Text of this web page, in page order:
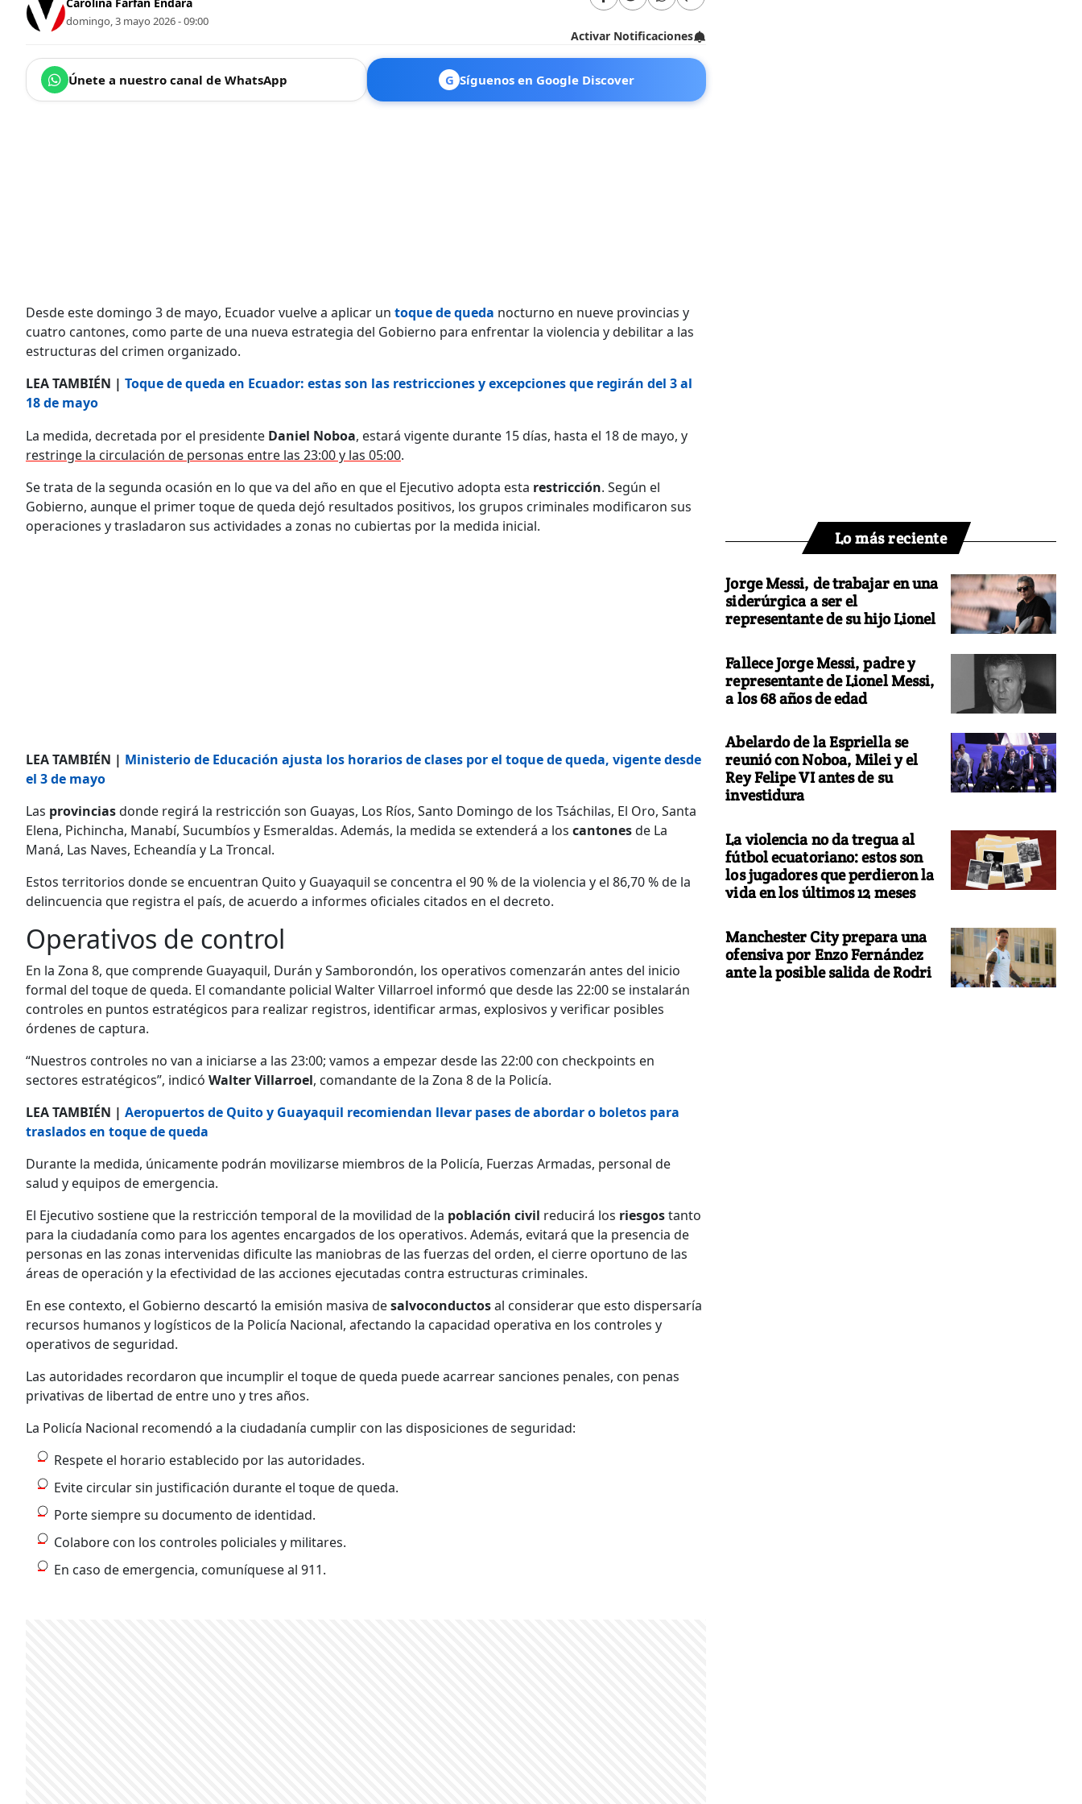
domingo, 3 mayo 2026 - 09:00
Activar Notificaciones
Únete a nuestro canal de WhatsApp G Síguenos en Google Discover
Desde este domingo 3 de mayo, Ecuador vuelve a aplicar un toque de queda nocturno en nueve provincias y
cuatro cantones, como parte de una nueva estrategia del Gobierno para enfrentar la violencia y debilitar a las
estructuras del crimen organizado.
LEA TAMBIÉN | Toque de queda en Ecuador: estas son las restricciones y excepciones que regirán del 3 al
18 de mayo
La medida, decretada por el presidente Daniel Noboa, estará vigente durante 15 días, hasta el 18 de mayo, y
restringe la circulación de personas entre las 23:00 y las 05:00.
Se trata de la segunda ocasión en lo que va del año en que el Ejecutivo adopta esta restricción. Según el
Gobierno, aunque el primer toque de queda dejó resultados positivos, los grupos criminales modificaron sus
operaciones y trasladaron sus actividades a zonas no cubiertas por la medida inicial.
LEA TAMBIÉN | Ministerio de Educación ajusta los horarios de clases por el toque de queda, vigente desde
el 3 de mayo
Las provinciasdonde regirá la restricción son Guayas, Los Ríos, Santo Domingo de los Tsáchilas, El Oro, Santa
Elena, Pichincha, Manabí, Sucumbíos y Esmeraldas. Además, la medida se extenderá a los cantonesde La
Maná, Las Naves, Echeandía y La Troncal.
Estos territorios donde se encuentran Quito y Guayaquil se concentra el 90 % de la violencia y el 86,70 % de la
delincuencia que registra el país, de acuerdo a informes oficiales citados en el decreto.
Operativos de control
En la Zona 8, que comprende Guayaquil, Durán y Samborondón, los operativos comenzarán antes del inicio
formal del toque de queda. El comandante policial Walter Villarroel informó que desde las 22:00 se instalarán
controles en puntos estratégicos para realizar registros, identificar armas, explosivos y verificar posibles
órdenes de captura.
“Nuestros controles no van a iniciarse a las 23:00; vamos a empezar desde las 22:00 con checkpoints en
sectores estratégicos”, indicó Walter Villarroel, comandante de la Zona 8 de la Policía.
LEA TAMBIÉN | Aeropuertos de Quito y Guayaquil recomiendan llevar pases de abordar o boletos para
traslados en toque de queda
Durante la medida, únicamente podrán movilizarse miembros de la Policía, Fuerzas Armadas, personal de
salud y equipos de emergencia.
El Ejecutivo sostiene que la restricción temporal de la movilidad de la población civil reducirá los riesgostanto
para la ciudadanía como para los agentes encargados de los operativos. Además, evitará que la presencia de
personas en las zonas intervenidas dificulte las maniobras de las fuerzas del orden, el cierre oportuno de las
áreas de operación y la efectividad de las acciones ejecutadas contra estructuras criminales.
En ese contexto, el Gobierno descartó la emisión masiva desalvoconductosal considerar que esto dispersaría
recursos humanos y logísticos de la Policía Nacional, afectando la capacidad operativa en los controles y
operativos de seguridad.
Las autoridades recordaron que incumplir el toque de queda puede acarrear sanciones penales, con penas
privativas de libertad de entre uno y tres años.
La Policía Nacional recomendó a la ciudadanía cumplir con las disposiciones de seguridad:
Respete el horario establecido por las autoridades.
Evite circular sin justificación durante el toque de queda.
Porte siempre su documento de identidad.
Colabore con los controles policiales y militares.
En caso de emergencia, comuníquese al 911.
Lo más reciente
Jorge Messi, de trabajar en una
siderúrgica a ser el
representante de su hijo Lionel
Fallece Jorge Messi, padre y
representante de Lionel Messi,
a los 68 años de edad
Abelardo de la Espriella se
reunió con Noboa, Milei y el
Rey Felipe VI antes de su
investidura
La violencia no da tregua al
fútbol ecuatoriano: estos son
los jugadores que perdieron la
vida en los últimos 12 meses
Manchester City prepara una
ofensiva por Enzo Fernández
ante la posible salida de Rodri